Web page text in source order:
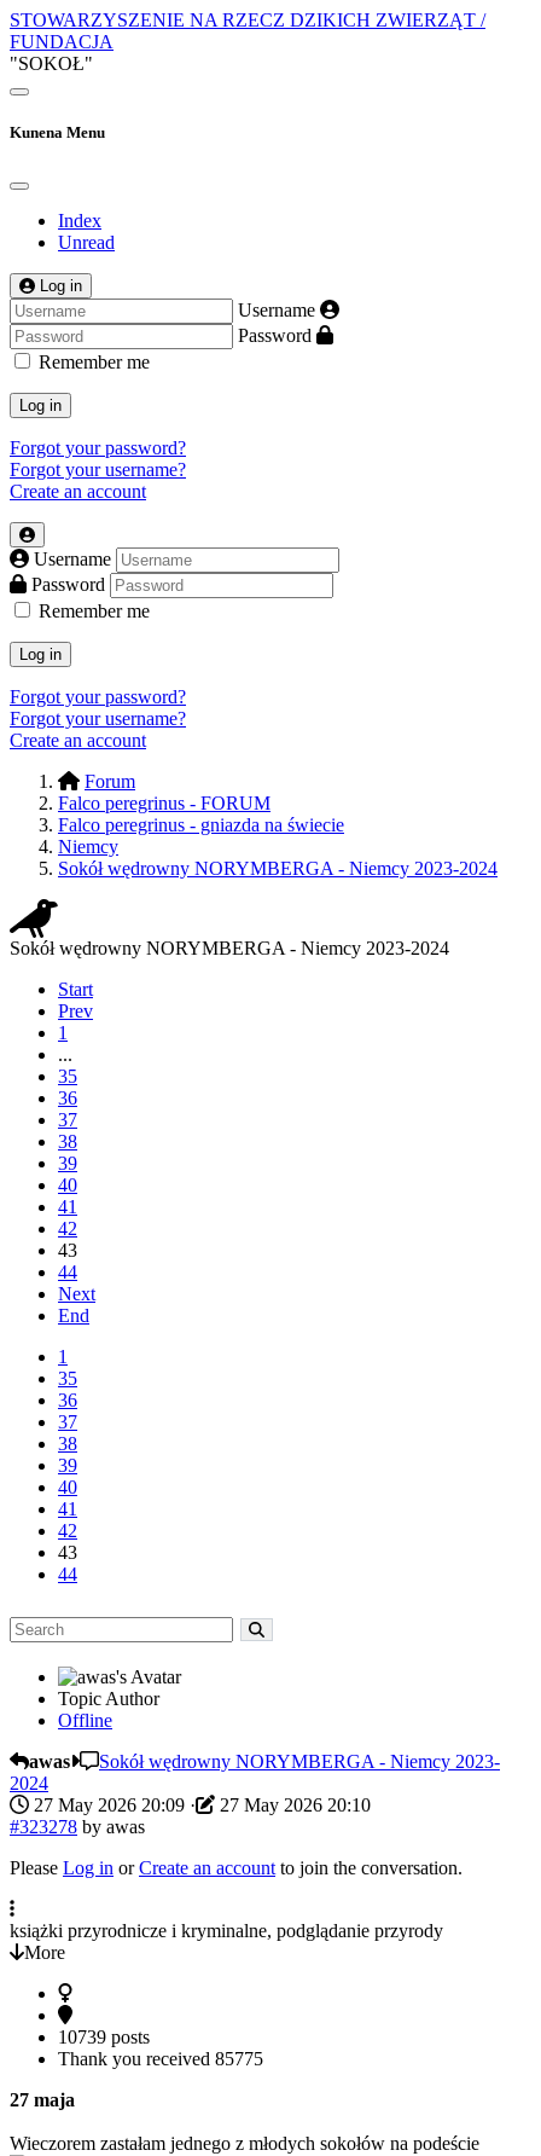
STOWARZYSZENIE NA RZECZ DZIKICH ZWIERZĄT /
FUNDACJA
"SOKOŁ"
Kunena Menu
Index
Unread
Log in
Username
Password
Remember me
Log in
Forgot your password?
Forgot your username?
Create an account
Username
Password
Remember me
Log in
Forgot your password?
Forgot your username?
Create an account
Forum
Falco peregrinus - FORUM
Falco peregrinus - gniazda na świecie
Niemcy
Sokół wędrowny NORYMBERGA - Niemcy 2023-2024
Sokół wędrowny NORYMBERGA - Niemcy 2023-2024
Start
Prev
1
...
35
36
37
38
39
40
41
42
43
44
Next
End
1
35
36
37
38
39
40
41
42
43
44
Topic Author
Offline
awas
Sokół wędrowny NORYMBERGA - Niemcy 2023-
2024
27 May 2026 20:09 ·
27 May 2026 20:10
#323278 by awas
Please Log in orCreate an account to join the conversation.
książki przyrodnicze i kryminalne, podglądanie przyrody
More
10739 posts
Thank you received 85775
27 maja
Wieczorem zastałam jednego z młodych sokołów na podeście